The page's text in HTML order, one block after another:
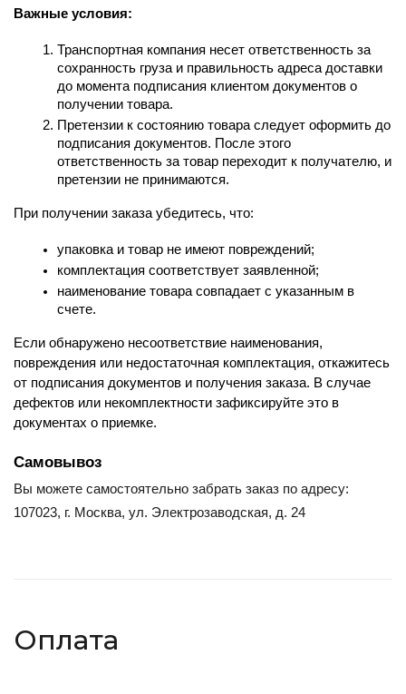
Важные условия:
Транспортная компания несет ответственность за
сохранность груза и правильность адреса доставки
до момента подписания клиентом документов о
получении товара.
Претензии к состоянию товара следует оформить до
подписания документов. После этого
ответственность за товар переходит к получателю, и
претензии не принимаются.
При получении заказа убедитесь, что:
упаковка и товар не имеют повреждений;
комплектация соответствует заявленной;
наименование товара совпадает с указанным в
счете.
Если обнаружено несоответствие наименования,
повреждения или недостаточная комплектация, откажитесь
от подписания документов и получения заказа. В случае
дефектов или некомплектности зафиксируйте это в
документах о приемке.
Самовывоз
Вы можете самостоятельно забрать заказ по адресу:
107023, г. Москва, ул. Электрозаводская, д. 24
Оплата